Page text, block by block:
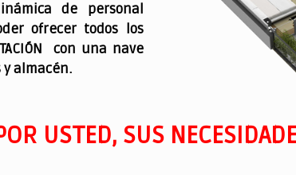
de personal
ofrecer todos los
con una nave
almacén.
USTED, SUS